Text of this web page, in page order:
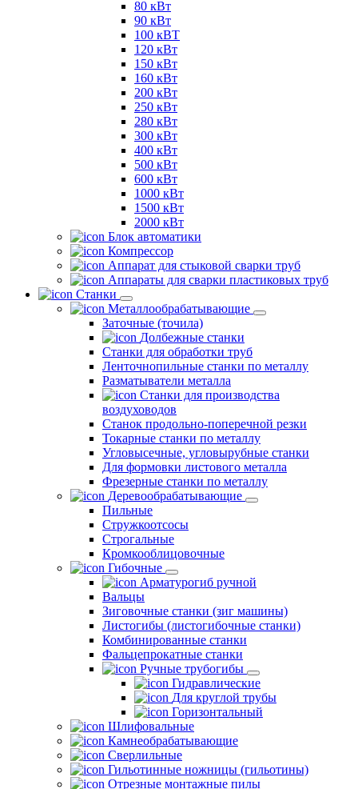
80 кВт
90 кВт
100 кВТ
120 кВт
150 кВт
160 кВт
200 кВт
250 кВт
280 кВт
300 кВт
400 кВт
500 кВт
600 кВт
1000 кВт
1500 кВт
2000 кВт
Блок автоматики
Компрессор
Аппарат для стыковой сварки труб
Аппараты для сварки пластиковых труб
Станки
Металлообрабатывающие
Заточные (точила)
Долбежные станки
Станки для обработки труб
Ленточнопильные станки по металлу
Разматыватели металла
Станки для производства
воздуховодов
Станок продольно-поперечной резки
Токарные станки по металлу
Угловысечные, угловырубные станки
Для формовки листового металла
Фрезерные станки по металлу
Деревообрабатывающие
Пильные
Стружкоотсосы
Строгальные
Кромкооблицовочные
Гибочные
Арматурогиб ручной
Вальцы
Зиговочные станки (зиг машины)
Листогибы (листогибочные станки)
Комбинированные станки
Фальцепрокатные станки
Ручные трубогибы
Гидравлические
Для круглой трубы
Горизонтальный
Шлифовальные
Камнеобрабатывающие
Сверлильные
Гильотинные ножницы (гильотины)
Отрезные монтажные пилы